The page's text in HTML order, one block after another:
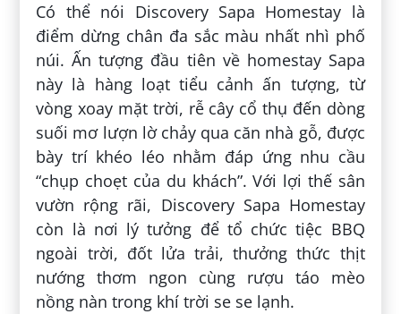
Có thể nói Discovery Sapa Homestay là
điểm dừng chân đa sắc màu nhất nhì phố
núi. Ấn tượng đầu tiên về homestay Sapa
này là hàng loạt tiểu cảnh ấn tượng, từ
vòng xoay mặt trời, rễ cây cổ thụ đến dòng
suối mơ lượn lờ chảy qua căn nhà gỗ, được
bày trí khéo léo nhằm đáp ứng nhu cầu
“chụp choẹt của du khách”. Với lợi thế sân
vườn rộng rãi, Discovery Sapa Homestay
còn là nơi lý tưởng để tổ chức tiệc BBQ
ngoài trời, đốt lửa trải, thưởng thức thịt
nướng thơm ngon cùng rượu táo mèo
nồng nàn trong khí trời se se lạnh.